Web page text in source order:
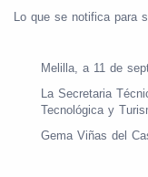
Lo que se notifica para
Melilla, a 11 de
La Secretaria
Tecnológica y
Gema Viñas del